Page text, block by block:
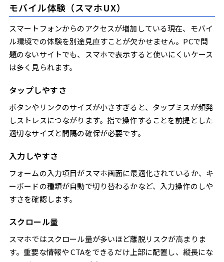
モバイル体験（スマホUX）
スマートフォンからのアクセスが増加している現在、モバイ
ル環境での体験を別途見直すことが欠かせません。PCで問
題のないサイトでも、スマホで表示すると使いにくいケース
は多く見られます。
タップしやすさ
ボタンやリンクのサイズが小さすぎると、タップミスが頻発
しストレスにつながります。指で操作することを前提とした
適切なサイズと間隔の確保が必要です。
入力しやすさ
フォームの入力項目がスマホ画面に最適化されているか、キ
ーボードの種類が自動で切り替わるかなど、入力操作のしや
すさを確認します。
スクロール量
スマホではスクロール量が多いほど離脱リスクが高まりま
す。重要な情報や CTAをできるだけ上部に配置し、縦長にな